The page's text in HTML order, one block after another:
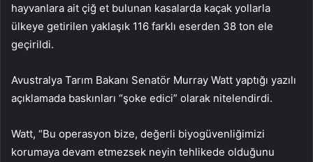
hayvanlara ait çiğ et bulunan kasalarda kaçak yollarla
ülkeye getirilen yaklaşık 116 farklı eserden 38 ton ele
geçirildi.
Avustralya Tarım Bakanı Senatör Murray Watt yaptığı yazılı
açıklamada baskınları “şoke edici” olarak nitelendirdi.
Watt, “Bu operasyon bize, değerli biyogüvenliğimizi
korumaya devam etmezsek neyin tehlikede olduğunu